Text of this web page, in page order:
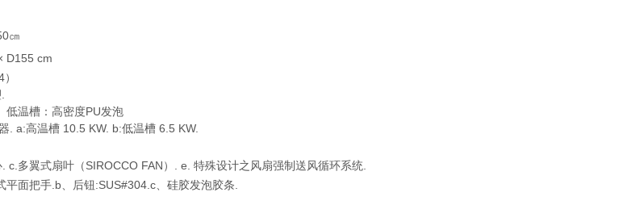
㎝
cm
温槽：高密度PU发泡
. a:高温槽 10.5 KW. b:低温槽 6.5 KW.
c.多翼式扇叶（SIROCCO FAN）. e. 特殊设计之风扇强制送风循环系统.
面把手.b、后钮:SUS#304.c、硅胶发泡胶条.